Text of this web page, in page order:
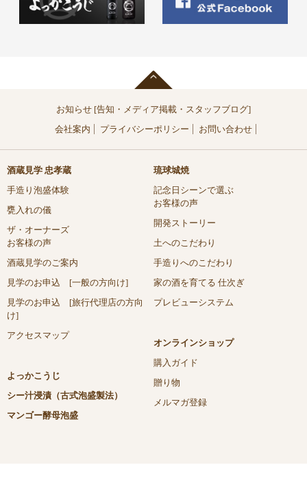
お知らせ [告知・メディア掲載・スタッフブログ]
会社案内
プライバシーポリシー お問い合わせ
酒蔵見学 忠孝蔵
手造り泡盛体験
甕入れの儀
ザ・オーナーズ
お客様の声
酒蔵見学のご案内
見学のお申込 [一般の方向け]
見学のお申込 [旅行代理店の方向
け]
アクセスマップ
よっかこうじ
シー汁浸漬（古式泡盛製法）
マンゴー酵母泡盛
琉球城焼
記念日シーンで選ぶ
お客様の声
開発ストーリー
土へのこだわり
手造りへのこだわり
家の酒を育てる 仕次ぎ
プレビューシステム
オンラインショップ
購入ガイド
贈り物
メルマガ登録